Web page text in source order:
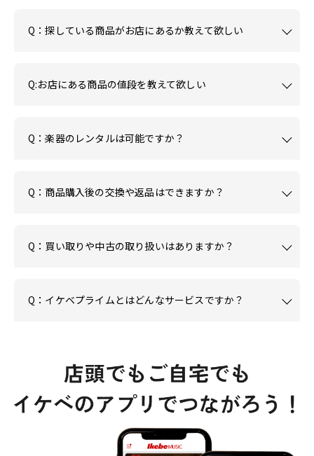
Q：探している商品がお店にあるか教えて欲しい
Q:お店にある商品の値段を教えて欲しい
Q：楽器のレンタルは可能ですか？
Q：商品購入後の交換や返品はできますか？
Q：買い取りや中古の取り扱いはありますか？
Q：イケベプライムとはどんなサービスですか？